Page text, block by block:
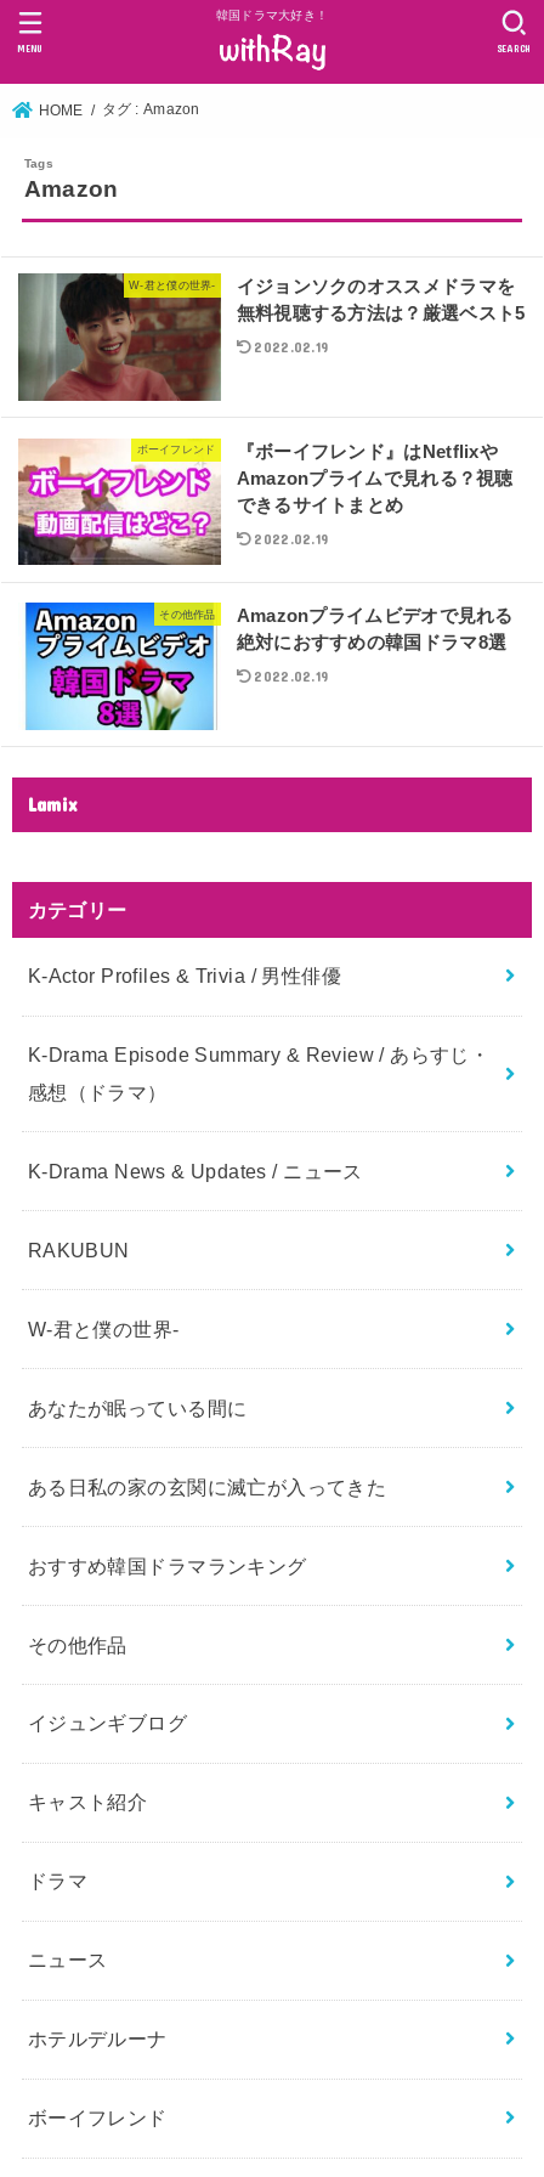
韓国ドラマ大好き！
SEARCH
MENU
HOME タグ : Amazon
Amazon
W-君と僕の世界-
イジョンソクのオススメドラマを
無料視聴する方法は？厳選ベスト5
2022.02.19
ボーイフレンド
『ボーイフレンド』はNetflixや
Amazonプライムで見れる？視聴
できるサイトまとめ
2022.02.19
その他作品
Amazonプライムビデオで見れる
絶対におすすめの韓国ドラマ8選
2022.02.19
Lamix
カテゴリー
K-Actor Profiles & Trivia / 男性俳優
K-Drama Episode Summary & Review / あらすじ・
感想（ドラマ）
K-Drama News & Updates / ニュース
RAKUBUN
W-君と僕の世界-
あなたが眠っている間に
ある日私の家の玄関に滅亡が入ってきた
おすすめ韓国ドラマランキング
その他作品
イジュンギブログ
キャスト紹介
ドラマ
ニュース
ホテルデルーナ
ボーイフレンド